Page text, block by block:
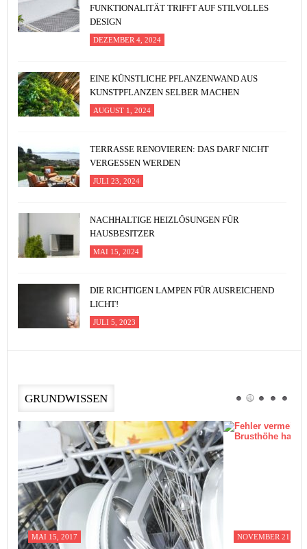
FUNKTIONALITÄT TRIFFT AUF STILVOLLES
DESIGN
DEZEMBER 4, 2024
EINE KÜNSTLICHE PFLANZENWAND AUS
KUNSTPFLANZEN SELBER MACHEN
AUGUST 1, 2024
TERRASSE RENOVIEREN: DAS DARF NICHT
VERGESSEN WERDEN
JULI 23, 2024
NACHHALTIGE HEIZLÖSUNGEN FÜR
HAUSBESITZER
MAI 15, 2024
DIE RICHTIGEN LAMPEN FÜR AUSREICHEND
LICHT!
JULI 5, 2023
GRUNDWISSEN
MAI 15, 2017 NOVEMBER 21,